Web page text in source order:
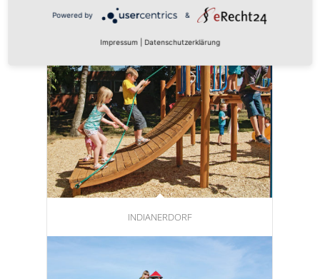
INDIANERDORF
Powered by &
Impressum Datenschutzerklärung